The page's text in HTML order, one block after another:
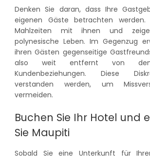
Denken Sie daran, dass Ihre
eigenen Gäste betrachten
Mahlzeiten mit ihnen und
polynesische Leben. Im Gegenzug
ihren Gästen gegenseitige
also weit entfernt von den
Kundenbeziehungen. Diese
verstanden werden, um
vermeiden.
Buchen Sie Ihr Hotel und
Sie Maupiti
Sobald Sie eine Unterkunft für